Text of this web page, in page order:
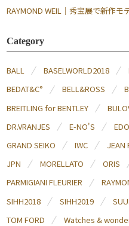
RAYMOND WEIL｜秀宝展で新作モ
Category
BALL BASELWORLD2018
BEDAT&C°
BELL&ROSS
BREITLING for BENTLEY
DR.VRANJES
E-NO'S
GRAND SEIKO
IWC JEAN
JPN
MORELLATO ORIS
PARMIGIANI FLEURIER
SIHH2018
SIHH2019
TOM FORD
Watches &